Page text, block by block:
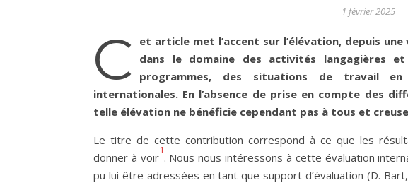
1 février 2025
C
et article met l’accent sur l’élévation, depuis
dans le domaine des activités langagières et
programmes, des situations de travail
internationales. En l’absence de prise en compte des
telle élévation ne bénéficie cependant pas à tous et
Le titre de cette contribution correspond à ce que les
donner à voir
1
. Nous nous intéressons à cette évaluation
pu lui être adressées en tant que support d’évaluation (D.